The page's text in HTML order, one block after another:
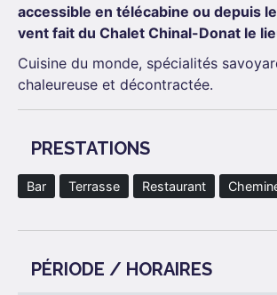
accessible en télécabine ou depuis
vent fait du Chalet Chinal-Donat le
Cuisine du monde, spécialités
chaleureuse et décontractée.
PRESTATIONS
Bar Terrasse Restaurant
PÉRIODE / HORAIRES